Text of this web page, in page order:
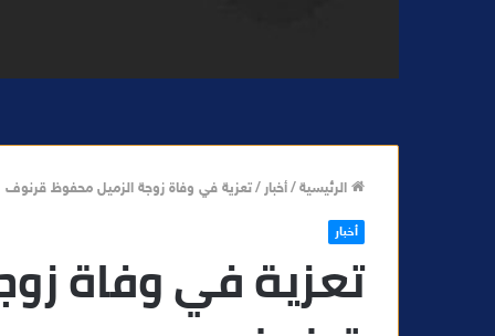
الرئيسية/أخبار/تعزية في وفاة زوجة الزميل محفوظ قرنوف
أخبار
تعزية في وفاة